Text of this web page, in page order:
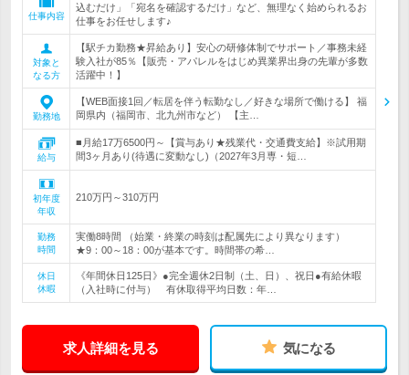
仕事内容
込むだけ」「宛名を確認するだけ」など、無理なく始められるお
仕事をお任せします♪
対象と
なる方
【駅チカ勤務★昇給あり】安心の研修体制でサポート／事務未経
験入社が85％【販売・アパレルをはじめ異業界出身の先輩が多数
活躍中！】
勤務地
【WEB面接1回／転居を伴う転勤なし／好きな場所で働ける】 福
岡県内（福岡市、北九州市など） 【主…
給与
■月給17万6500円～【賞与あり★残業代・交通費支給】※試用期
間3ヶ月あり(待遇に変動なし)（2027年3月専・短…
初年度
年収
210万円～310万円
勤務
時間
実働8時間 （始業・終業の時刻は配属先により異なります）
★9：00～18：00が基本です。時間帯の希…
休日
休暇
《年間休日125日》●完全週休2日制（土、日）、祝日●有給休暇
（入社時に付与） 有休取得平均日数：年…
求人詳細を見る 気になる